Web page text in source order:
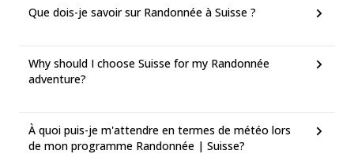
Que dois-je savoir sur Randonnée à Suisse ?
Why should I choose Suisse for my Randonnée
adventure?
À quoi puis-je m'attendre en termes de météo lors
de mon programme Randonnée | Suisse?